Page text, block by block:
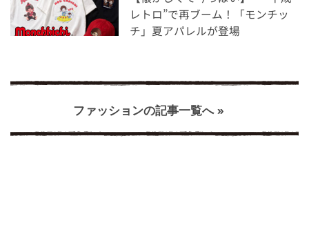
レトロ”で再ブーム！「モンチッ
チ」夏アパレルが登場
ファッションの記事一覧へ »